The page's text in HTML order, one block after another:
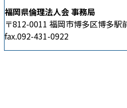
福岡県倫理法人会 事務局
〒812-0011 福岡市博多区博多駅
fax.092-431-0922